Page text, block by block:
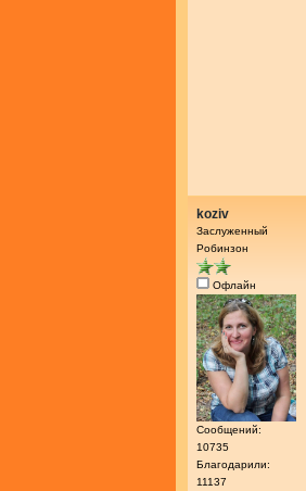
koziv
Заслуженный
Робинзон
Офлайн
Сообщений:
10735
Благодарили:
11137